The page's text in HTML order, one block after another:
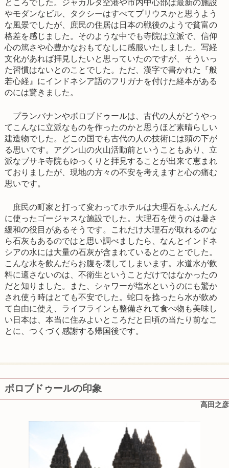
ところでした。ジャカルタ空港や市内中心部は最新の施設
やモダンなビル、タクシーはすべてプリウスかと思うよう
な風景でしたが、庶民の住居は日本の戦後のようで貧富の
格差を感じました。そのような中でも寺院は立派で、信仰
心の篤さや心豊かなおもてなしに感服いたしました。写経
文化があれば拝見したいと思っていたのですが、そういっ
た習慣はないとのことでした。ただ、漢字で書かれた『般
若心経』にインドネシア語のフリガナを付けた経本がある
のには驚きました。
プランバナンやボロブドゥールは、古代の人がどうやっ
てこんなに立派なものを作ったのかと思うほど素晴らしい
建造物でした。どこの国でも古代の人の技術には頭の下が
る思いです。アグン山の火山活動前ということもあり、立
派なブサキ寺院もゆっくりと拝見することが出来て恵まれ
ておりましたが、現地の方々の不安を考えますと心の痛む
思いです。
庶民の町家と打って変わってホテルは大理石をふんだん
に使ったゴージャスな施設でした。大理石を使うのは暑さ
緩和の役目があるそうです。これだけ大理石が取れるのな
ら石灰もあるのではと思い調べましたら、なんとインドネ
シアの水には大量の石灰が含まれているとのことでした。
こんな水を飲んだらお腹を壊してしまいます。水道水が飲
料に適さないのは、不衛生ということだけではなかったの
だと知りました。また、シャワーが塩水というのにも驚か
され使う時はとても不安でした。蛇口を捻ったら水が飲め
て自由に使え、ライフラインも整備されて食べ物も美味し
い日本は、本当に住みよいところだと日頃の当たり前なこ
とに、つくづく感謝する帰国後です。
ボロブドゥールの印象
高田之彦